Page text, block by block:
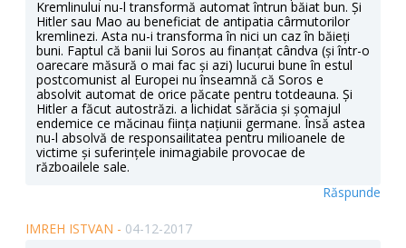
Kremlinului nu-l transformă automat întrun băiat bun. Și
Hitler sau Mao au beneficiat de antipatia cârmutorilor
kremlinezi. Asta nu-i transforma în nici un caz în băieți
buni. Faptul că banii lui Soros au finanțat cândva (și într-o
oarecare măsură o mai fac și azi) lucurui bune în estul
postcomunist al Europei nu înseamnă că Soros e
absolvit automat de orice păcate pentru totdeauna. Și
Hitler a făcut autostrăzi. a lichidat sărăcia și șomajul
endemice ce măcinau ființa națiunii germane. Însă astea
nu-l absolvă de responsailitatea pentru milioanele de
victime și suferințele inimagiabile provocae de
războailele sale.
Răspunde
IMREH ISTVAN - 04-12-2017